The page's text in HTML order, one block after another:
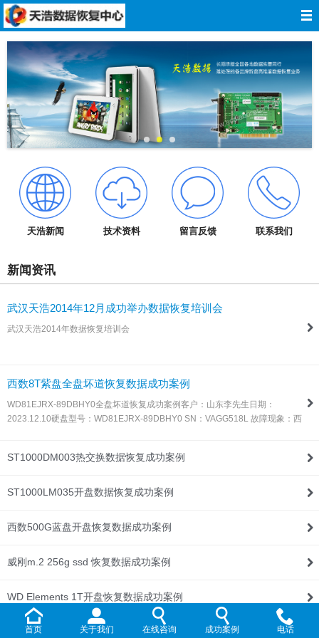
天浩新闻 技术资料 留言反馈 联系我们
新闻资讯
武汉天浩2014年12月成功举办数据恢复培训会
武汉天浩2014年数据恢复培训会
西数8T紫盘全盘坏道恢复数据成功案例
WD81EJRX-89DBHY0全盘坏道恢复成功案例客户：山东李先生日期：
2023.12.10硬盘型号：WD81EJRX-89DBHY0 SN：VAGG518L 故障现象：西
ST1000DM003热交换数据恢复成功案例
ST1000LM035开盘数据恢复成功案例
西数500G蓝盘开盘恢复数据成功案例
威刚m.2 256g ssd 恢复数据成功案例
WD Elements 1T开盘恢复数据成功案例
WD My Passport 2T开盘恢复数据成功案例
首页 关于我们 在线咨询 成功案例 电话
网站导航
关于我们
数据恢复
服务承诺
技术资料
成功案例
在线留言